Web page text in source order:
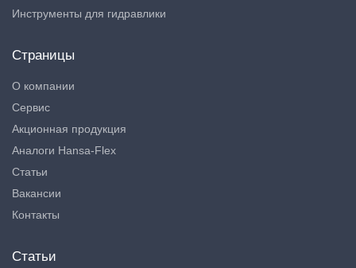
Инструменты для гидравлики
Страницы
О компании
Сервис
Акционная продукция
Аналоги Hansa-Flex
Статьи
Вакансии
Контакты
Статьи